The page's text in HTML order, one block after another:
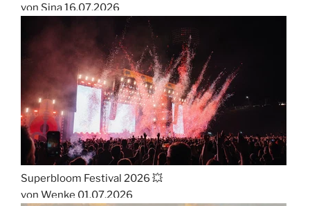
von Sina16.07.2026
Superbloom Festival 2026 💥
von Wenke 01.07.2026